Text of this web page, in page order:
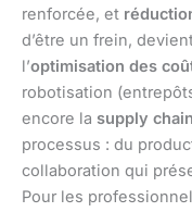
renforcée, et
d’être un frein,
l’optimisation des
robotisation
encore la supply chain
processus : du
collaboration qui
Pour les